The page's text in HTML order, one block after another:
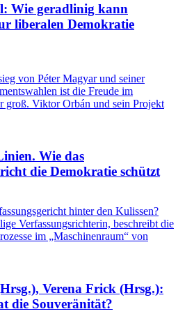
Wie geradlinig kann
liberalen Demokratie
von Péter Magyar und seiner
ist die Freude im
groß. Viktor Orbán und sein Projekt
Wie das
die Demokratie schützt
hinter den Kulissen?
Verfassungsrichterin, beschreibt die
im „Maschinenraum“ von
Verena Frick (Hrsg.):
die Souveränität?